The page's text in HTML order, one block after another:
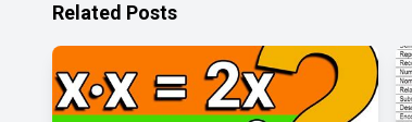
Related Posts